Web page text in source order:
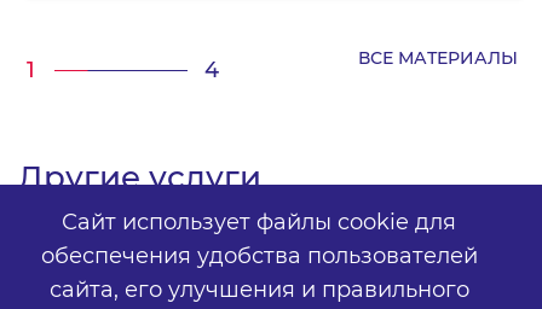
1 4 ВСЕ МАТЕРИАЛЫ
Другие услуги
Сайт использует файлы cookie для
обеспечения удобства пользователей
сайта, его улучшения и правильного